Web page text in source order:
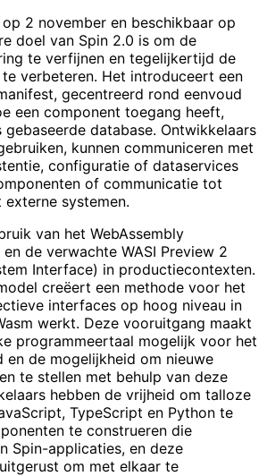
2 november en beschikbaar op
doel van Spin 2.0 is om de
te verfijnen en tegelijkertijd de
verbeteren. Het introduceert een
gecentreerd rond eenvoud
een component toegang heeft,
gebaseerde database. Ontwikkelaars
kunnen communiceren met
configuratie of dataservices
of communicatie tot
systemen.
van het WebAssembly
de verwachte WASI Preview 2
Interface) in productiecontexten.
creëert een methode voor het
interfaces op hoog niveau in
werkt. Deze vooruitgang maakt
programmeertaal mogelijk voor het
en de mogelijkheid om nieuwe
te stellen met behulp van deze
hebben de vrijheid om talloze
TypeScript en Python te
te construeren die
Spin-applicaties, en deze
om met elkaar te